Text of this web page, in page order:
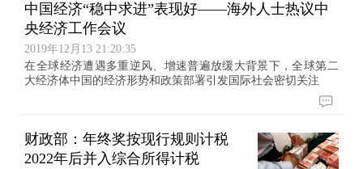
中国经济“稳中求进”表现好——海外人士热议中
央经济工作会议
2019年12月13 21:20:35
在全球经济遭遇多重逆风、增速普遍放缓大背景下，全球第二
大经济体中国的经济形势和政策部署引发国际社会密切关注
财政部：年终奖按现行规则计税
2022年后并入综合所得计税